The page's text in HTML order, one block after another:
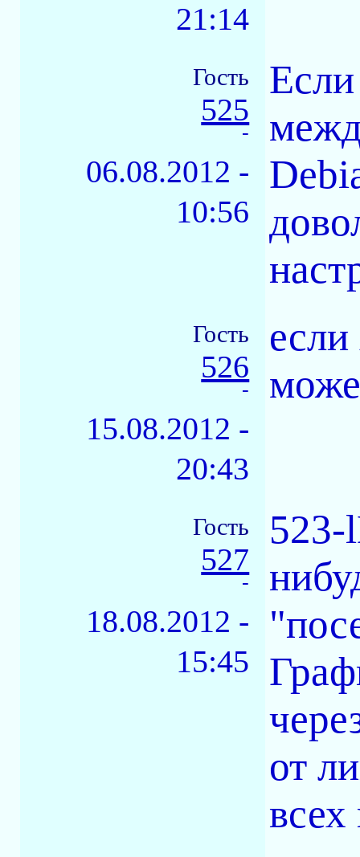
21:14
Гость
525
-
06.08.2012 -
10:56
Гость
526
-
15.08.2012 -
20:43
Гость
527
-
18.08.2012 -
15:45
523-
от